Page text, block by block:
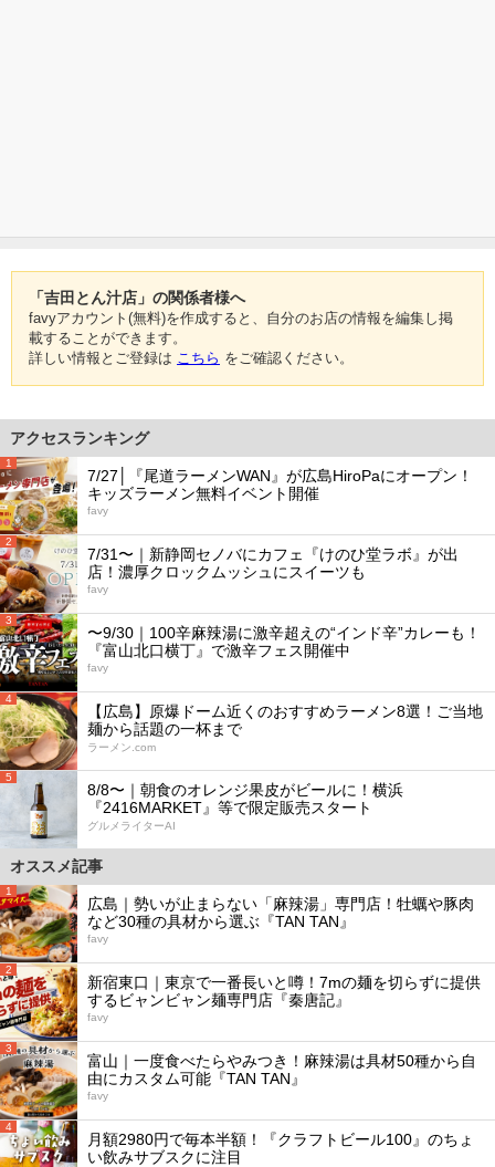
「吉田とん汁店」の関係者様へ
favyアカウント(無料)を作成すると、自分のお店の情報を編集し掲
載することができます。
詳しい情報とご登録は こちら をご確認ください。
アクセスランキング
1
7/27│『尾道ラーメンWAN』が広島HiroPaにオープン！
キッズラーメン無料イベント開催
favy
2
7/31〜｜新静岡セノバにカフェ『けのひ堂ラボ』が出
店！濃厚クロックムッシュにスイーツも
favy
3
〜9/30｜100辛麻辣湯に激辛超えの“インド辛”カレーも！
『富山北口横丁』で激辛フェス開催中
favy
4
【広島】原爆ドーム近くのおすすめラーメン8選！ご当地
麺から話題の一杯まで
ラーメン.com
5
8/8〜｜朝食のオレンジ果皮がビールに！横浜
『2416MARKET』等で限定販売スタート
グルメライターAI
オススメ記事
1
広島｜勢いが止まらない「麻辣湯」専門店！牡蠣や豚肉
など30種の具材から選ぶ『TAN TAN』
favy
2
新宿東口｜東京で一番長いと噂！7mの麺を切らずに提供
するビャンビャン麺専門店『秦唐記』
favy
3
富山｜一度食べたらやみつき！麻辣湯は具材50種から自
由にカスタム可能『TAN TAN』
favy
4
月額2980円で毎本半額！『クラフトビール100』のちょ
い飲みサブスクに注目